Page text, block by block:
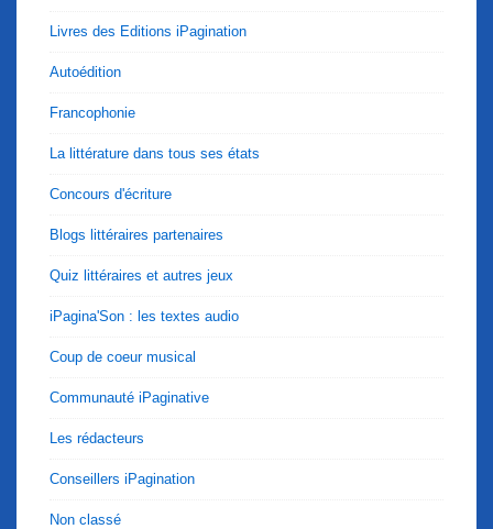
Livres des Editions iPagination
Autoédition
Francophonie
La littérature dans tous ses états
Concours d'écriture
Blogs littéraires partenaires
Quiz littéraires et autres jeux
iPagina'Son : les textes audio
Coup de coeur musical
Communauté iPaginative
Les rédacteurs
Conseillers iPagination
Non classé